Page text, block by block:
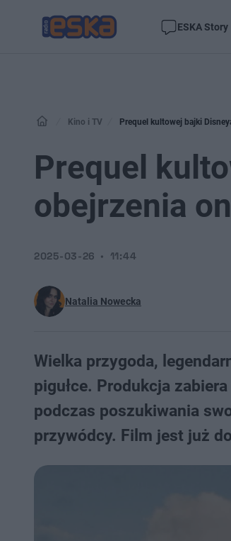
ESKA Story
Kino i TV Prequel kultowej bajki
Prequel
obejrzenia
Natalia Nowecka
2025-03-26 11:44
Wielka przygoda,
pigułce. Produkcja
podczas poszukiwania
przywódcy. Film jest już